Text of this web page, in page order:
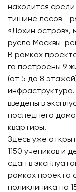
находится
тишине лесов -
«Лохин остров»,
русло Москвы-
В рамках
га построены 9
(от 5 до 8
инфраструктура.
введены в
последнего
квартиры.
Здесь уже
1150 учеников и
сдан в
рамках проекта
поликлиника на